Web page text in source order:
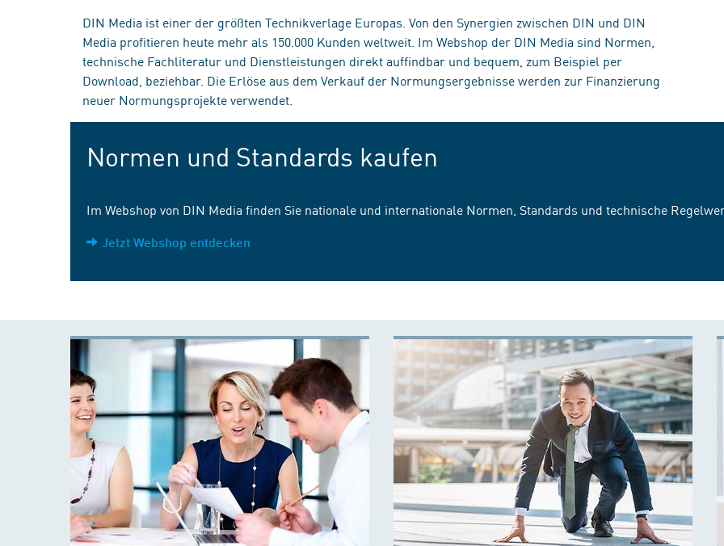
DIN Media ist einer der größten Technikverlage Europas. Von den Synergien zwischen DIN und DIN
Media profitieren heute mehr als 150.000 Kunden weltweit. Im Webshop der DIN Media sind Normen,
technische Fachliteratur und Dienstleistungen direkt auffindbar und bequem, zum Beispiel per
Download, beziehbar. Die Erlöse aus dem Verkauf der Normungsergebnisse werden zur Finanzierung
neuer Normungsprojekte verwendet.
Normen und Standards kaufen
Im Webshop von DIN Media finden Sie nationale und internationale Normen, Standards und technische
Jetzt Webshop entdecken